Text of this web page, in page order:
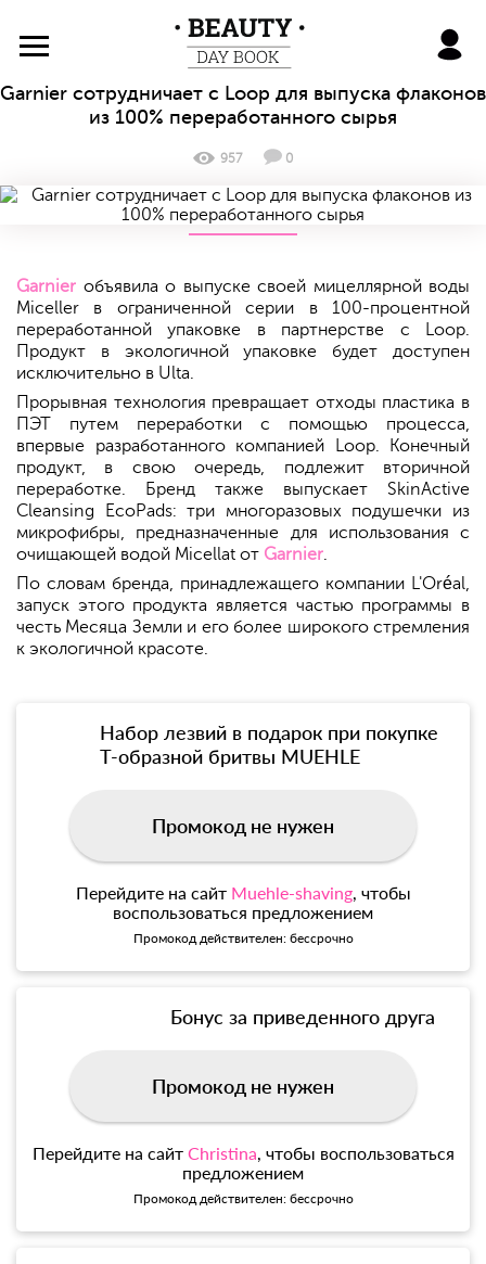
BeautyDayBook
Garnier сотрудничает с Loop для выпуска флаконов
из 100% переработанного сырья
957 0
Garnier объявила о выпуске своей мицеллярной воды
Miceller в ограниченной серии в 100-процентной
переработанной упаковке в партнерстве с Loop.
Продукт в экологичной упаковке будет доступен
исключительно в Ulta.
Прорывная технология превращает отходы пластика в
ПЭТ путем переработки с помощью процесса,
впервые разработанного компанией Loop. Конечный
продукт, в свою очередь, подлежит вторичной
переработке. Бренд также выпускает SkinActive
Cleansing EcoPads: три многоразовых подушечки из
микрофибры, предназначенные для использования с
очищающей водой Micellat от Garnier.
По словам бренда, принадлежащего компании L'Oréal,
запуск этого продукта является частью программы в
честь Месяца Земли и его более широкого стремления
к экологичной красоте.
Набор лезвий в подарок при покупке
Т-образной бритвы MUEHLE
Промокод не нужен
Перейдите на сайт Muehle-shaving, чтобы
воспользоваться предложением
Промокод действителен: бессрочно
Бонус за приведенного друга
Промокод не нужен
Перейдите на сайт Christina, чтобы воспользоваться
предложением
Промокод действителен: бессрочно